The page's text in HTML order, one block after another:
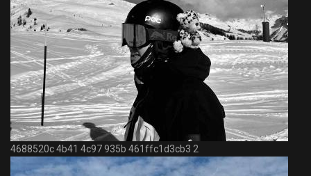
4688520c 4b41 4c97 935b 461ffc1d3cb3 2